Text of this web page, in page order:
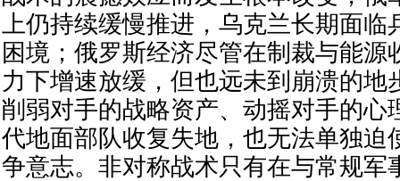
上仍持续缓慢推进，乌克兰长期面临
困境；俄罗斯经济尽管在制裁与能源
力下增速放缓，但也远未到崩溃的地
削弱对手的战略资产、动摇对手的心
代地面部队收复失地，也无法单独迫
争意志。非对称战术只有在与常规军